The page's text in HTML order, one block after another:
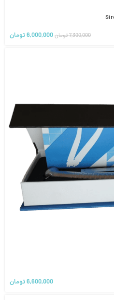
7,300,000تومان6,000,000تومان
6,600,000تومان